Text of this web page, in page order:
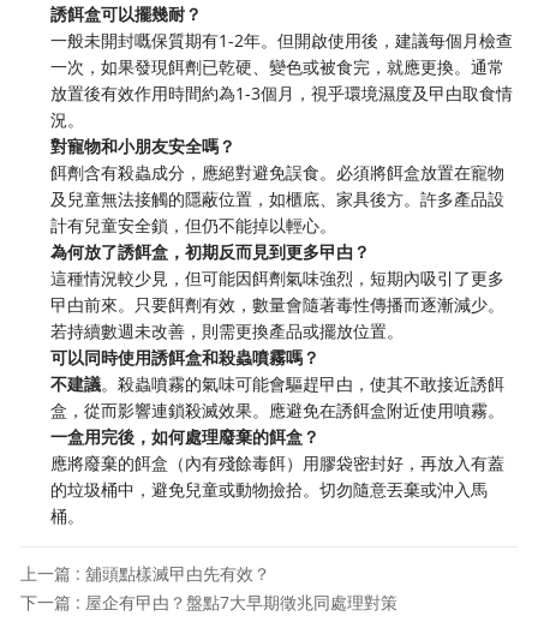
誘餌盒可以擺幾耐？
一般未開封嘅保質期有1-2年。但開啟使用後，建議每個月檢查
一次，如果發現餌劑已乾硬、變色或被食完，就應更換。通常
放置後有效作用時間約為1-3個月，視乎環境濕度及曱甴取食情
況。
對寵物和小朋友安全嗎？
餌劑含有殺蟲成分，應絕對避免誤食。必須將餌盒放置在寵物
及兒童無法接觸的隱蔽位置，如櫃底、家具後方。許多產品設
計有兒童安全鎖，但仍不能掉以輕心。
為何放了誘餌盒，初期反而見到更多曱甴？
這種情況較少見，但可能因餌劑氣味強烈，短期內吸引了更多
曱甴前來。只要餌劑有效，數量會隨著毒性傳播而逐漸減少。
若持續數週未改善，則需更換產品或擺放位置。
可以同時使用誘餌盒和殺蟲噴霧嗎？
不建議。殺蟲噴霧的氣味可能會驅趕曱甴，使其不敢接近誘餌
盒，從而影響連鎖殺滅效果。應避免在誘餌盒附近使用噴霧。
一盒用完後，如何處理廢棄的餌盒？
應將廢棄的餌盒（內有殘餘毒餌）用膠袋密封好，再放入有蓋
的垃圾桶中，避免兒童或動物撿拾。切勿隨意丟棄或沖入馬
桶。
上一篇 : 舖頭點樣滅曱甴先有效？
下一篇 : 屋企有曱甴？盤點7大早期徵兆同處理對策